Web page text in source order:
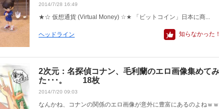
2014/7/28 16:49
★☆ 仮想通貨 (Virtual Money) ☆★ 「ビットコイン」日本に商...
ヘッドライン 知らなかった
2次元：名探偵コナン、毛利蘭のエロ画像集めてみ
た･･･。 18枚
2014/7/20 09:03
なんかね、コナンの関係のエロ画像が意外に豊富にあるのよねｗ